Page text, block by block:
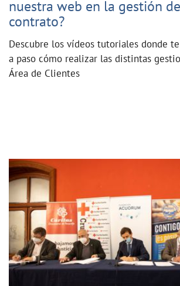
nuestra web en la gestión
contrato?
Descubre los vídeos tutoriales donde
a paso cómo realizar las distintas
Área de Clientes